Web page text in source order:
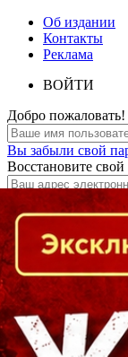
Об издании
Контакты
Реклама
ВОЙТИ
Добро
Вы забыли свой
Восстановите свой
Кто есть кто в